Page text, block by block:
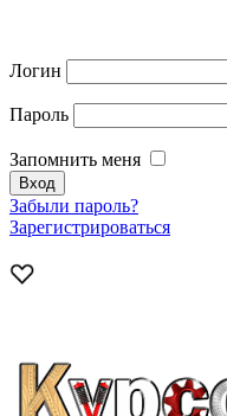
Логин
Пароль
Запомнить меня
Забыли пароль?
Зарегистрироваться